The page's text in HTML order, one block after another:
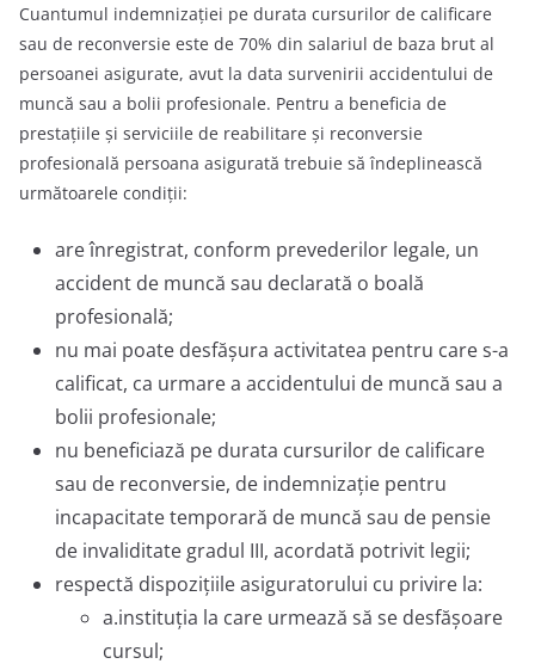
Cuantumul indemnizaţiei pe durata cursurilor de calificare
sau de reconversie este de 70% din salariul de baza brut al
persoanei asigurate, avut la data survenirii accidentului de
muncă sau a bolii profesionale. Pentru a beneficia de
prestaţiile şi serviciile de reabilitare şi reconversie
profesională persoana asigurată trebuie să îndeplinească
următoarele condiţii:
are înregistrat, conform prevederilor legale, un
accident de muncă sau declarată o boală
profesională;
nu mai poate desfăşura activitatea pentru care s-a
calificat, ca urmare a accidentului de muncă sau a
bolii profesionale;
nu beneficiază pe durata cursurilor de calificare
sau de reconversie, de indemnizaţie pentru
incapacitate temporară de muncă sau de pensie
de invaliditate gradul III, acordată potrivit legii;
respectă dispoziţiile asiguratorului cu privire la:
a.instituţia la care urmează să se desfăşoare
cursul;